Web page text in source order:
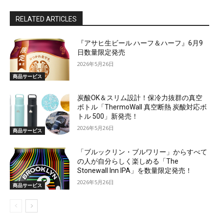
RELATED ARTICLES
商品サービス
『アサヒ生ビール ハーフ＆ハーフ』6月9
日数量限定発売
2026年5月26日
商品サービス
炭酸OK＆スリム設計！保冷力抜群の真空
ボトル「ThermoWall 真空断熱 炭酸対応ボ
トル 500」新発売！
2026年5月26日
商品サービス
「ブルックリン・ブルワリー」からすべて
の人が自分らしく楽しめる「The
Stonewall Inn IPA」を数量限定発売！
2026年5月26日